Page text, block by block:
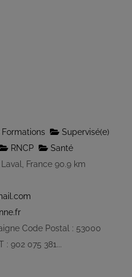
Supervisé(e)
RNCP
Santé
France 90.9 km
Code Postal : 53000
: 902 075 381...